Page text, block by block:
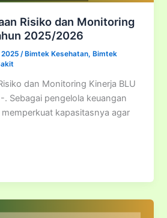
Risiko dan Monitoring
2025/2026
2025/ Bimtek Kesehatan, Bimtek
dan Monitoring Kinerja BLU
Sebagai pengelola keuangan
kapasitasnya agar